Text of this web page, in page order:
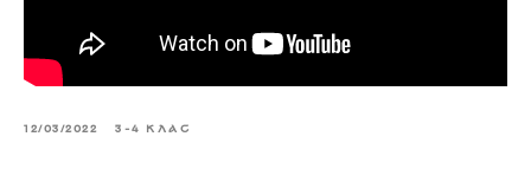
12/03/2022 3-4 КЛАС